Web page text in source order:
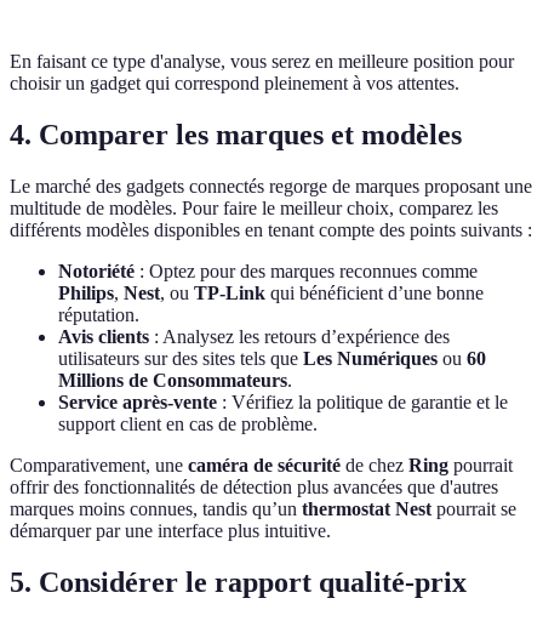
En faisant ce type d'analyse, vous serez en meilleure position pour
choisir un gadget qui correspond pleinement à vos attentes.
4. Comparer les marques et modèles
Le marché des gadgets connectés regorge de marques proposant une
multitude de modèles. Pour faire le meilleur choix, comparez les
différents modèles disponibles en tenant compte des points suivants :
Notoriété : Optez pour des marques reconnues comme
Philips, Nest, ou TP-Link qui bénéficient d’une bonne
réputation.
Avis clients : Analysez les retours d’expérience des
utilisateurs sur des sites tels que Les Numériques ou 60
Millions de Consommateurs.
Service après-vente : Vérifiez la politique de garantie et le
support client en cas de problème.
Comparativement, une caméra de sécurité de chez Ring pourrait
offrir des fonctionnalités de détection plus avancées que d'autres
marques moins connues, tandis qu’un thermostat Nest pourrait se
démarquer par une interface plus intuitive.
5. Considérer le rapport qualité-prix